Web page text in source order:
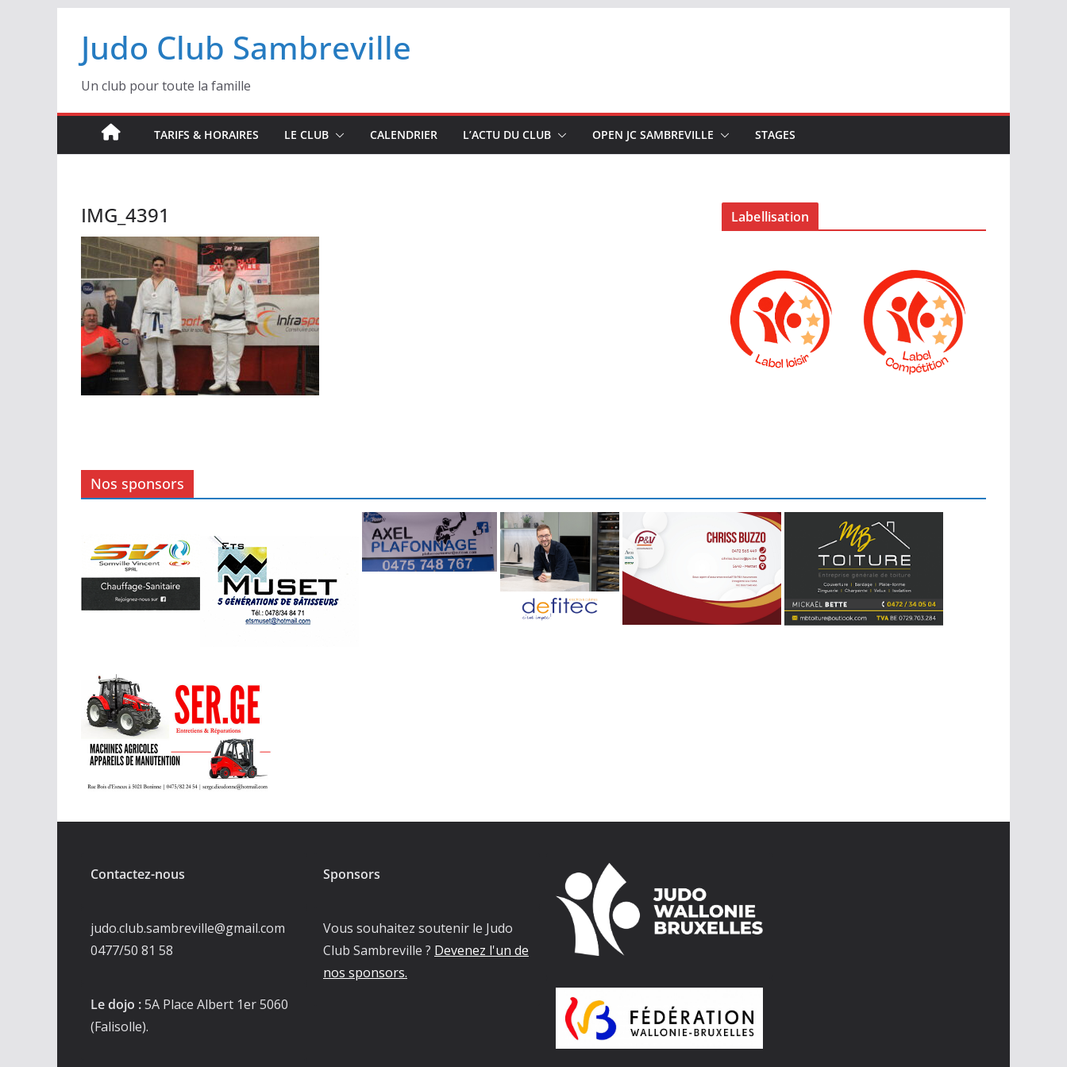
contenu
Judo Club Sambreville
Un club pour toute la famille
TARIFS & HORAIRES LE CLUB CALENDRIER L’ACTU DU CLUB OPEN JC SAMBREVILLE STAGES
IMG_4391 Labellisation
Nos sponsors
Contactez-nous
judo.club.sambreville@gmail.com
0477/50 81 58
Le dojo :5A Place Albert 1er 5060
(Falisolle).
Sponsors
Vous souhaitez soutenir le Judo
Club Sambreville ? Devenez l'un de
nos sponsors.